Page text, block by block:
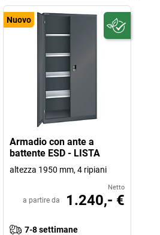
Nuovo
Armadio con ante a
battente ESD - LISTA
altezza 1950 mm, 4 ripiani
Netto
a partire da 1.240,- €
7-8 settimane